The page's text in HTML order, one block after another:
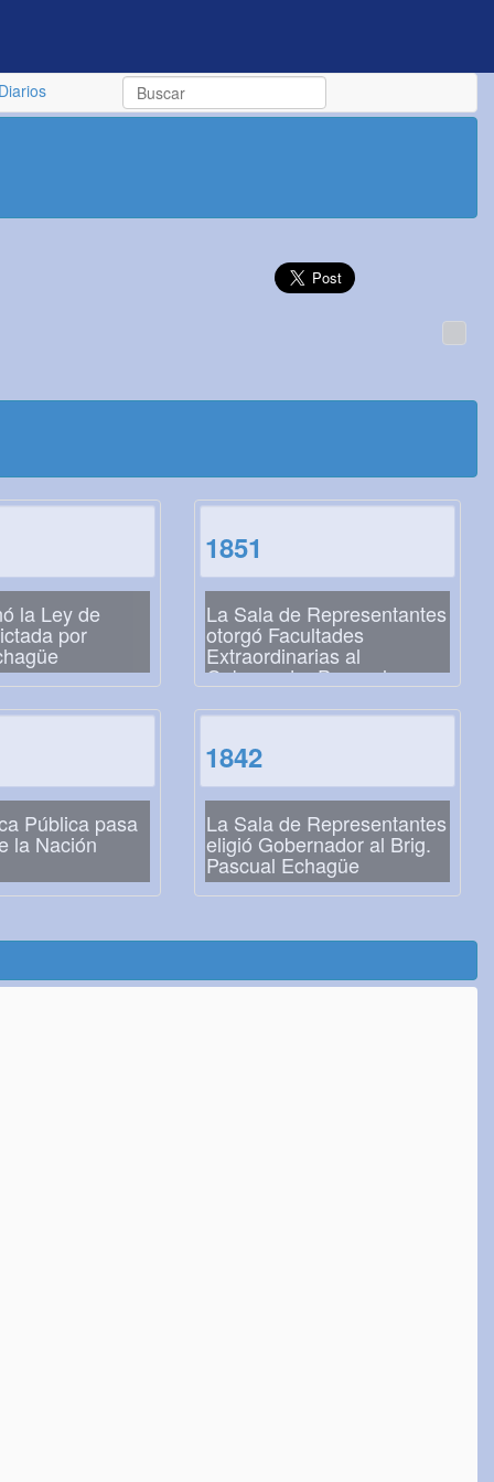
Diarios
la Ley de
por
1851
La Sala de Representantes
otorgó Facultades
Extraordinarias al
Gobernador Pascual
Echagüe
Pública pasa
la Nación
1842
La Sala de Representantes
eligió Gobernador al Brig.
Pascual Echagüe